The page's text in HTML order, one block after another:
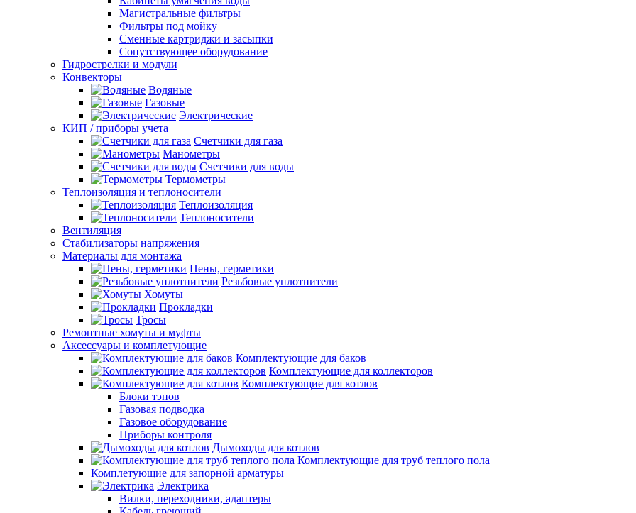
Магистральные фильтры
Фильтры под мойку
Сменные картриджи и засыпки
Сопутствующее оборудование
Гидрострелки и модули
Конвекторы
Водяные
Газовые
Электрические
КИП / приборы учета
Счетчики для газа
Манометры
Счетчики для воды
Термометры
Теплоизоляция и теплоносители
Теплоизоляция
Теплоносители
Вентиляция
Стабилизаторы напряжения
Материалы для монтажа
Пены, герметики
Резьбовые уплотнители
Хомуты
Прокладки
Тросы
Ремонтные хомуты и муфты
Аксессуары и комплетующие
Комплектующие для баков
Комплектующие для коллекторов
Комплектующие для котлов
Блоки тэнов
Газовая подводка
Газовое оборудование
Приборы контроля
Дымоходы для котлов
Комплектующие для труб теплого пола
Комплетующие для запорной арматуры
Электрика
Вилки, переходники, адаптеры